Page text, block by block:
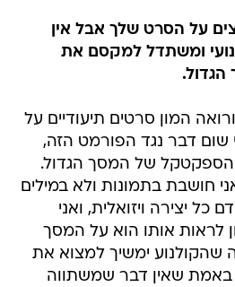
על הסרט שלך אבל אין
ומשתדל למקסם את
המון סרטים תיעודיים על
שום דבר נגד הפורמט הזה,
של המסך הגדול.
חושבת בתמונות ולא במילים
כל יצירה ויזואלית, ואני
לראות אותו הוא על המסך
שהקולנוע ימשיך למצוא את
באמת שאין דבר שמשתווה